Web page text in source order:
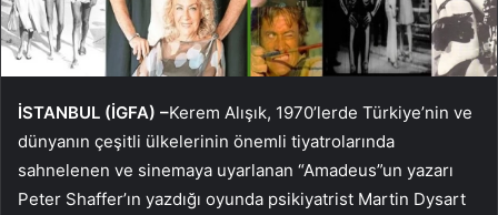
İSTANBUL (İGFA) –Kerem Alışık, 1970’lerde Türkiye’nin ve
dünyanın çeşitli ülkelerinin önemli tiyatrolarında
sahnelenen ve sinemaya uyarlanan “Amadeus”un yazarı
Peter Shaffer’ın yazdığı oyunda psikiyatrist Martin Dysart